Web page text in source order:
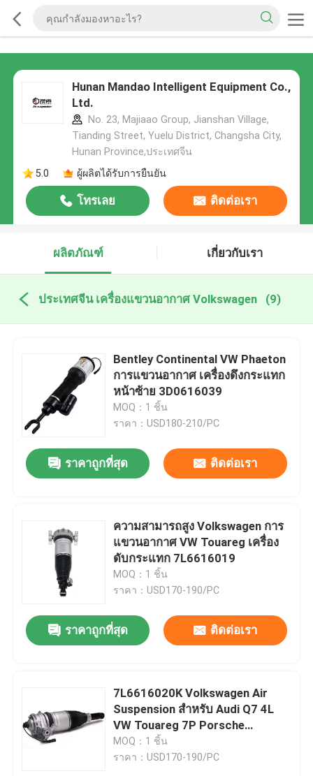
Hunan Mandao Intelligent Equipment Co.,
Ltd.
No. 23, Majiaao Group, Jianshan Village,
Tianding Street, Yuelu District, Changsha City,
Hunan Province,ประเทศจีน
5.0
ผู้ผลิตได้รับการยืนยัน
โทรเลย ติดต่อเรา
ผลิตภัณฑ์ เกี่ยวกับเรา
ประเทศจีน เครื่องแขวนอากาศ Volkswagen (9)
Bentley Continental VW Phaeton
การแขวนอากาศ เครื่องดึงกระแทก
หน้าซ้าย 3D0616039
MOQ：1 ชิ้น
ราคา：USD180-210/PC
ราคาถูกที่สุด ติดต่อเรา
ความสามารถสูง Volkswagen การ
แขวนอากาศ VW Touareg เครื่อง
ดับกระแทก 7L6616019
MOQ：1 ชิ้น
ราคา：USD170-190/PC
ราคาถูกที่สุด ติดต่อเรา
7L6616020K Volkswagen Air
Suspension สําหรับ Audi Q7 4L
VW Touareg 7P Porsche
Cayenne 92A
MOQ：1 ชิ้น
ราคา：USD170-190/PC